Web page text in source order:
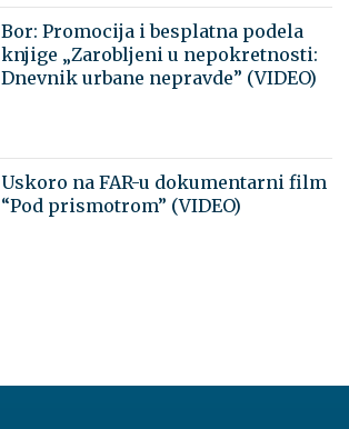
Bor: Promocija i besplatna podela
knjige „Zarobljeni u nepokretnosti:
Dnevnik urbane nepravde” (VIDEO)
Uskoro na FAR-u dokumentarni film
“Pod prismotrom” (VIDEO)